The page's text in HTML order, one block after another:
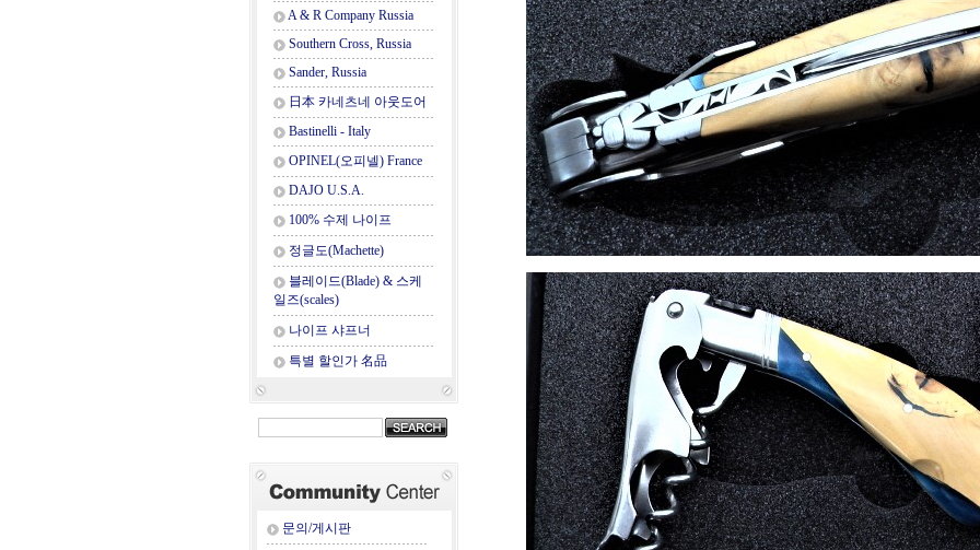
A & R Company Russia
Southern Cross, Russia
Sander, Russia
日本 카네츠네 아웃도어
Bastinelli - Italy
OPINEL(오피넬) France
DAJO U.S.A.
100% 수제 나이프
정글도(Machette)
블레이드(Blade) & 스케
일즈(scales)
나이프 샤프너
특별 할인가 名品
문의/게시판